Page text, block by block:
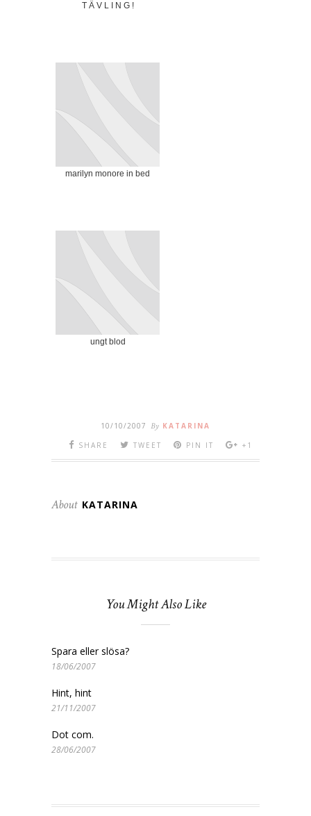
T Ä V L I N G !
marilyn monore in bed
ungt blod
10/10/2007 By KATARINA
SHARE
TWEET PIN IT +1
About KATARINA
You Might Also Like
Spara eller slösa?
18/06/2007
Hint, hint
21/11/2007
Dot com.
28/06/2007